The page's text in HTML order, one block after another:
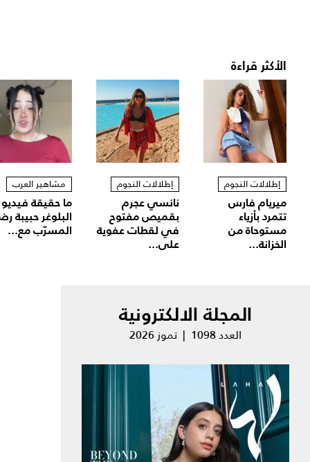
الأكثر قراءة
إطلالات النجوم
ميريام فارس
تتمرد بأزياء
مستوحاة من
الخزانة...
إطلالات النجوم
نانسي عجرم
بقميص مفتوح
في لقطات عفوية
على...
مشاهير العرب
ما حقيقة فيديو
البلوغر حبيبة
المسرّب مع...
المجلة الالكترونية
العدد 1098 | تموز 2026